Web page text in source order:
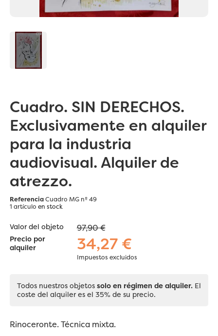
Cuadro. SIN DERECHOS.
Exclusivamente en alquiler
para la industria
audiovisual. Alquiler de
atrezzo.
ReferenciaCuadro MG nº 49
1 artículo en stock
Valor del objeto 97,90 €
Precio por
alquiler
34,27 €
Impuestos excluidos
Todos nuestros objetos solo en régimen de alquiler. El
coste del alquiler es el 35% de su precio.
Rinoceronte. Técnica mixta.